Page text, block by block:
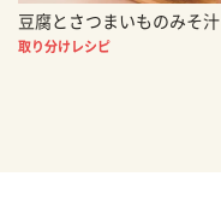
豆腐とさつまいものみそ汁
取り分けレシピ